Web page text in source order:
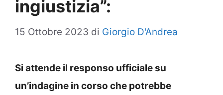
ingiustizia”:
15 Ottobre 2023 di Giorgio D'Andrea
Si attende il responso ufficiale su
un’indagine in corso che potrebbe